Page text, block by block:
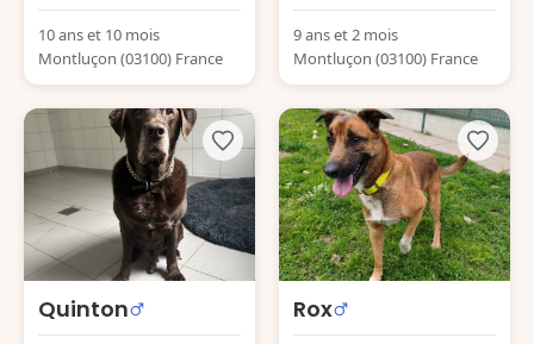
10 ans et 10 mois
Montluçon (03100) France
9 ans et 2 mois
Montluçon (03100) France
Quinton Rox